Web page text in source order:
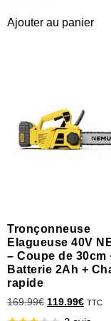
Ajouter au panier
Tronçonneuse
Elagueuse 40V
– Coupe de 30cm
Batterie 2Ah +
rapide
169.99€ 119.99€ TTC